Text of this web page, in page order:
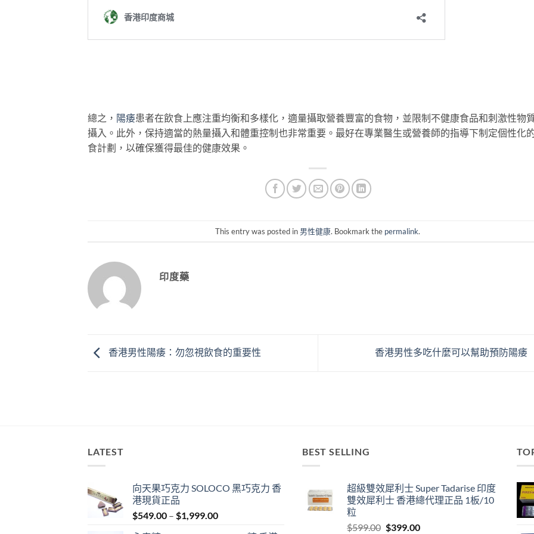
總之， 陽痿患者在飲食上應注重均衡和多樣化，適量攝取營養豐富的食物，並限制不健康食品和刺激性物
攝入。此外，保持適當的熱量攝入和體重控制也非常重要。最好在專業醫生或營養師的指導下制定個性化
食計劃，以確保獲得最佳的健康效果。
This entry was posted in 男性健康. Bookmark the permalink.
印度藥
香港男性陽痿：勿忽視飲食的重要性 香港男性多吃什麼可以幫助預防陽痿
LATEST
向天果巧克力 SOLOCO 黑巧克力 香
港現貨正品
$549.00 – $1,999.00Price
BEST SELLING
超級雙效犀利士 Super Tadarise 印度
雙效犀利士 香港總代理正品 1板/10
粒
$599.00 Original
$399.00Current